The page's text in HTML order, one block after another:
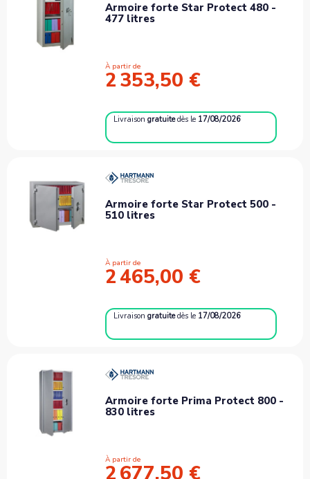
Armoire forte Star Protect 480 -
477 litres
À partir de
2 353,50 €
Livraisongratuite dès le 17/08/2026
Armoire forte Star Protect 500 -
510 litres
À partir de
2 465,00 €
Livraisongratuite dès le 17/08/2026
Armoire forte Prima Protect 800 -
830 litres
À partir de
2 677,50 €